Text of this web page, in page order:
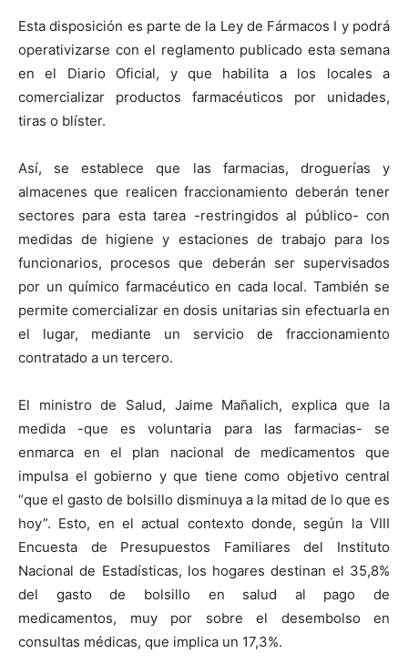
Esta disposición es parte de la Ley de Fármacos I y podrá
operativizarse con el reglamento publicado esta semana
en el Diario Oficial, y que habilita a los locales a
comercializar productos farmacéuticos por unidades,
tiras o blíster.
Así, se establece que las farmacias, droguerías y
almacenes que realicen fraccionamiento deberán tener
sectores para esta tarea -restringidos al público- con
medidas de higiene y estaciones de trabajo para los
funcionarios, procesos que deberán ser supervisados
por un químico farmacéutico en cada local. También se
permite comercializar en dosis unitarias sin efectuarla en
el lugar, mediante un servicio de fraccionamiento
contratado a un tercero.
El ministro de Salud, Jaime Mañalich, explica que la
medida -que es voluntaria para las farmacias- se
enmarca en el plan nacional de medicamentos que
impulsa el gobierno y que tiene como objetivo central
“que el gasto de bolsillo disminuya a la mitad de lo que es
hoy”. Esto, en el actual contexto donde, según la VIII
Encuesta de Presupuestos Familiares del Instituto
Nacional de Estadísticas, los hogares destinan el 35,8%
del gasto de bolsillo en salud al pago de
medicamentos, muy por sobre el desembolso en
consultas médicas, que implica un 17,3%.